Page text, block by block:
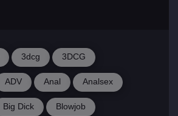
3dcg 3DCG
ADV Anal Analsex
Big Dick Blowjob